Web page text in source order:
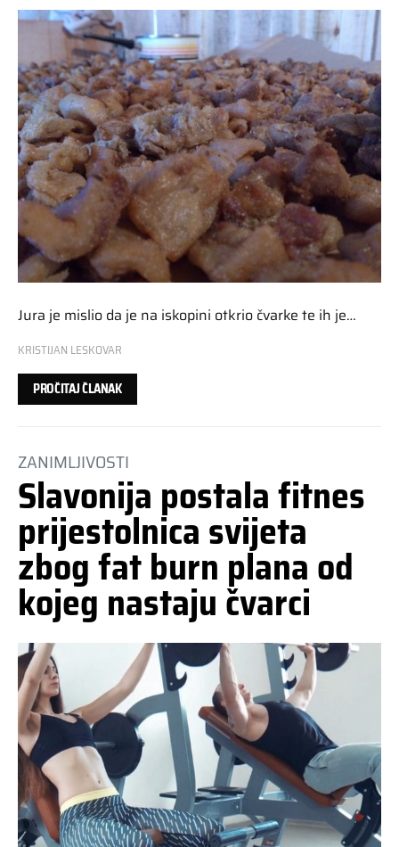
Jura je mislio da je na iskopini otkrio čvarke te ih je…
KRISTIJAN LESKOVAR
PROČITAJ ČLANAK
ZANIMLJIVOSTI
Slavonija postala fitnes
prijestolnica svijeta
zbog fat burn plana od
kojeg nastaju čvarci